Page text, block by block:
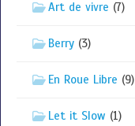
Art de vivre (7)
Berry (3)
En Roue Libre (9)
Let it Slow (1)